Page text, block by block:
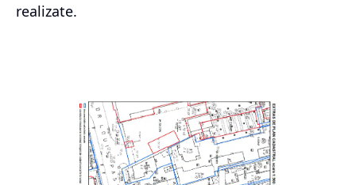
realizate.